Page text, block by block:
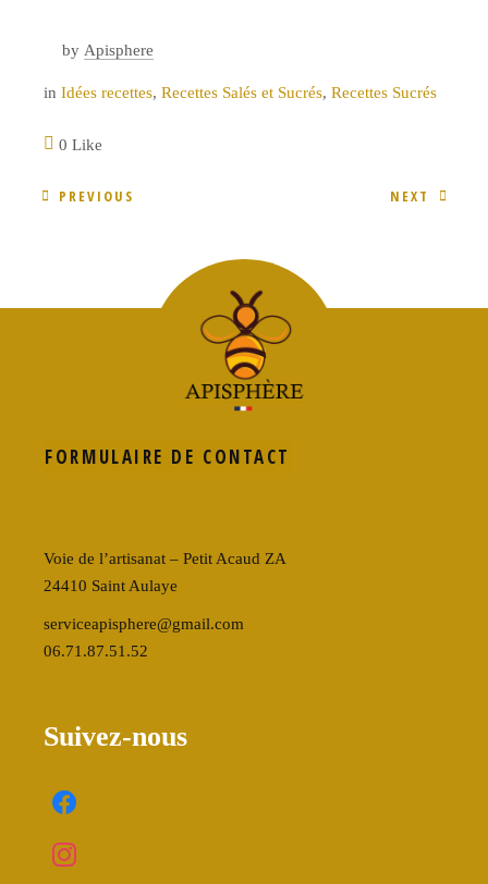
by Apisphere
inIdées recettes,Recettes Salés et Sucrés,Recettes Sucrés
0 Like
PREVIOUS NEXT
FORMULAIRE DE CONTACT
Voie de l’artisanat – Petit Acaud ZA
24410 Saint Aulaye
serviceapisphere@gmail.com
06.71.87.51.52
Suivez-nous